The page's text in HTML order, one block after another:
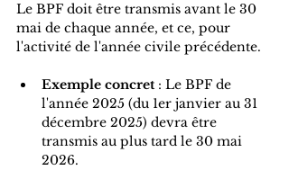
Le BPF doit être transmis avant le 30
mai de chaque année, et ce, pour
l'activité de l'année civile précédente.
Exemple concret : Le BPF de
l'année 2025 (du 1er janvier au 31
décembre 2025) devra être
transmis au plus tard le 30 mai
2026.